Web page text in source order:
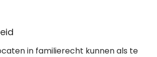
in familierecht kunnen als te